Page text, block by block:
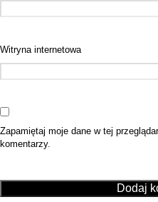
Witryna internetowa
Zapamiętaj moje dane w tej
komentarzy.